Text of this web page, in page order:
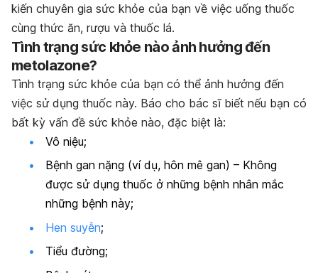
kiến chuyên gia sức khỏe của bạn về việc uống thuốc
cùng thức ăn, rượu và thuốc lá.
Tình trạng sức khỏe nào ảnh hưởng đến
metolazone?
Tình trạng sức khỏe của bạn có thể ảnh hưởng đến
việc sử dụng thuốc này. Báo cho bác sĩ biết nếu bạn có
bất kỳ vấn đề sức khỏe nào, đặc biệt là:
Vô niệu;
Bệnh gan nặng (ví dụ, hôn mê gan) – Không
được sử dụng thuốc ở những bệnh nhân mắc
những bệnh này;
Hen suyễn;
Tiểu đường;